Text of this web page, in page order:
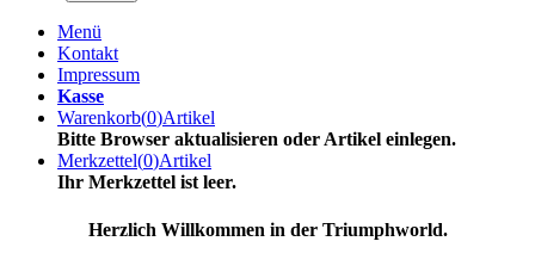
Menü
Kontakt
Impressum
Kasse
Warenkorb(0)Artikel
Bitte Browser aktualisieren oder Artikel einlegen.
Merkzettel(0)Artikel
Ihr Merkzettel ist leer.
Herzlich Willkommen in der Triumphworld.